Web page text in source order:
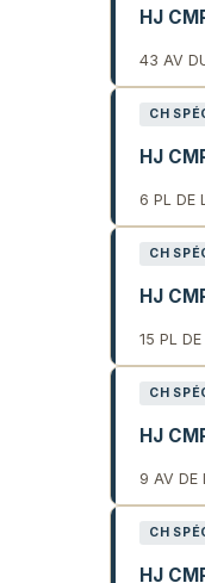
HJ
43 AV
CH
HJ
6 PL DE
CH
HJ
15 PL DE
CH
HJ
9 AV DE
CH
HJ